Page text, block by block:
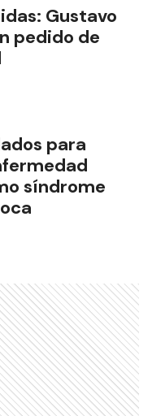
Gustavo
pedido de
para
síndrome